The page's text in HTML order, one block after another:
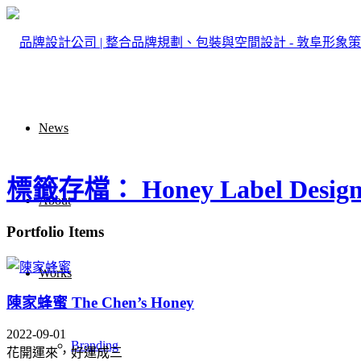
News
About
Works
Branding
標籤存檔： Honey Label
Portfolio Items
陳家蜂蜜 The Chen’s Honey
2022-09-01
花開運來，好運成三